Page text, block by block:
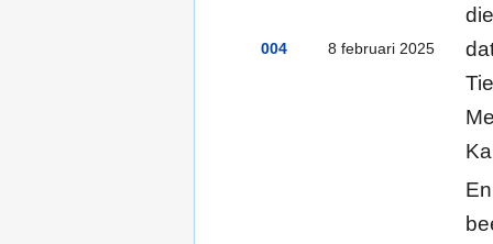
004 8 februari 2025